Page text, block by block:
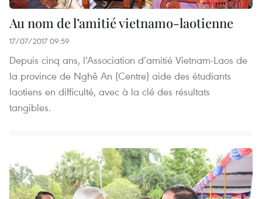
Au nom de l’amitié vietnamo-laotienne
17/07/2017 09:59
Depuis cinq ans, l’Association d’amitié Vietnam-Laos de
la province de Nghê An (Centre) aide des étudiants
laotiens en difficulté, avec à la clé des résultats
tangibles.